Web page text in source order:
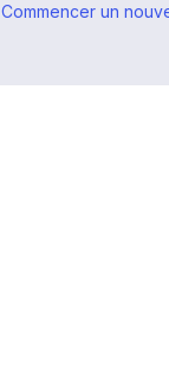
Commencer un